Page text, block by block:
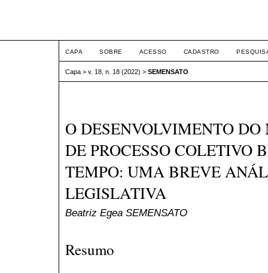
CAPA SOBRE ACESSO CADASTRO
Capa > v. 18, n. 18 (2022) > SEMENSATO
O DESENVOLVIMENTO
DE PROCESSO COLETIVO
TEMPO: UMA BREVE
LEGISLATIVA
Beatriz Egea SEMENSATO
Resumo